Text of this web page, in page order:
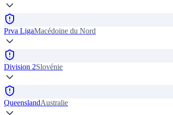
Prva LigaMacédoine du Nord
Division 2Slovénie
QueenslandAustralie